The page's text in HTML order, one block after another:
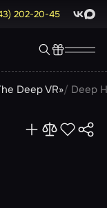
202-20-45 Max
Deep VR» Deep